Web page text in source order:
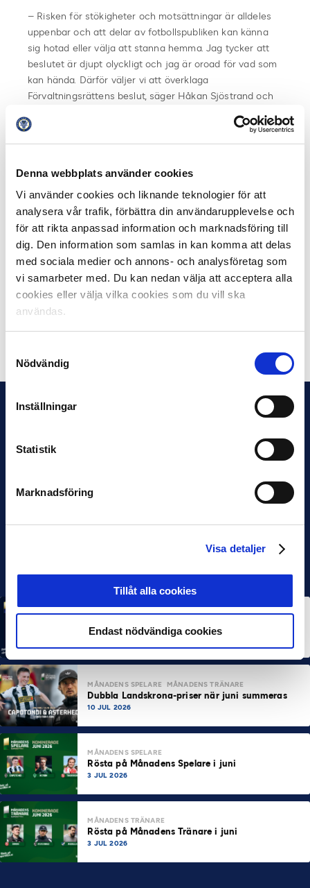
Denna webbplats använder cookies
Vi använder cookies och liknande teknologier för att
analysera vår trafik, förbättra din användarupplevelse och
för att rikta anpassad information och marknadsföring till
dig. Den information som samlas in kan komma att delas
med sociala medier och annons- och analysföretag som
vi samarbeter med. Du kan nedan välja att acceptera alla
cookies eller välja vilka cookies som du vill ska
användas.
Nödvändig
Inställningar
Statistik
Marknadsföring
Visa detaljer
Tillåt alla cookies
Endast nödvändiga cookies
– Risken för stökigheter och motsättningar är alldeles
uppenbar och att delar av fotbollspubliken kan känna
sig hotad eller välja att stanna hemma. Jag tycker att
beslutet är djupt olyckligt och jag är oroad för vad som
kan hända. Därför väljer vi att överklaga
Förvaltningsrättens beslut, säger Håkan Sjöstrand och
Dessutom anser jag att den här typen av klientel inte
De strider mot allt vad svensk fotboll står för. Vi står för
inkludering och alla likas värde, att alla är välkomna. Det
kan man knappast säga att den här grupperingen
skriver under på.
Svenska Fotbollförbundet har överklagat beslutet i
egenskap av arrangör av den aktuella tävlingen, det vill
säga serien Superettan. Överklagandet har skett i
samråd med GAIS.
MÅNADENS SPELARE MÅNADENS TRÄNARE
Rösta på Månadens Spelare & Tränare i juli
MÅNADENS SPELARE MÅNADENS TRÄNARE
Dubbla Landskrona-priser när juni summeras
10 JUL 2026
MÅNADENS SPELARE
Rösta på Månadens Spelare i juni
3 JUL 2026
MÅNADENS TRÄNARE
Rösta på Månadens Tränare i juni
3 JUL 2026